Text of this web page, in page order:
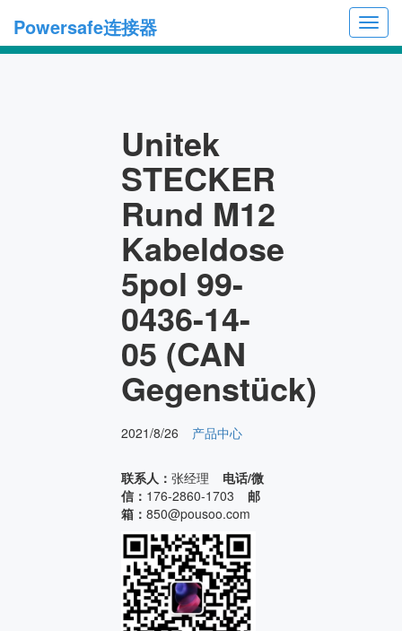
Powersafe连接器
Unitek
STECKER
Rund M12
Kabeldose
5pol 99-
0436-14-
05 (CAN
Gegenstück)
2021/8/26 产品中心
联系人： 张经理
电话/微
信： 176-2860-1703
邮
箱： 850@pousoo.com